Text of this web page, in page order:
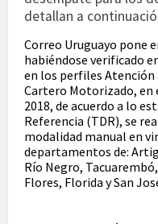
detallan a
Correo Uruguayo pone
habiéndose verificado
en los perfiles
Cartero Motorizado, en
2018, de acuerdo a lo
Referencia (TDR), se
modalidad manual en
departamentos de:
Río Negro,
Flores, Florida y San